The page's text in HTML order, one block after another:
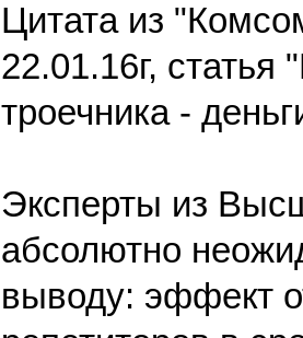
Цитата из
22.01.16г, статья
троечника -
Эксперты из
абсолютно
выводу: эффект